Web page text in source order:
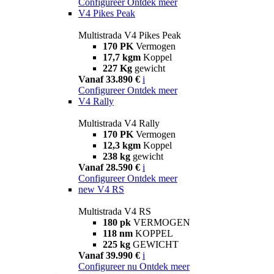
V4 Pikes Peak
Multistrada V4 Pikes Peak
170 PK Vermogen
17,7 kgm Koppel
227 Kg gewicht
Vanaf 33.890 € i
Configureer Ontdek meer
V4 Rally
Multistrada V4 Rally
170 PK Vermogen
12,3 kgm Koppel
238 kg gewicht
Vanaf 28.590 € i
Configureer Ontdek meer
new V4 RS
Multistrada V4 RS
180 pk VERMOGEN
118 nm KOPPEL
225 kg GEWICHT
Vanaf 39.990 € i
Configureer nu Ontdek meer